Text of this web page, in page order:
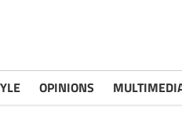
OPINIONS